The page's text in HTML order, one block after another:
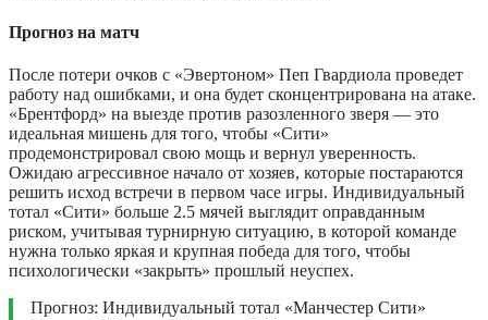
Прогноз на матч
После потери очков с «Эвертоном» Пеп Гвардиола проведет
работу над ошибками, и она будет сконцентрирована на атаке.
«Брентфорд» на выезде против разозленного зверя — это
идеальная мишень для того, чтобы «Сити»
продемонстрировал свою мощь и вернул уверенность.
Ожидаю агрессивное начало от хозяев, которые постараются
решить исход встречи в первом часе игры. Индивидуальный
тотал «Сити» больше 2.5 мячей выглядит оправданным
риском, учитывая турнирную ситуацию, в которой команде
нужна только яркая и крупная победа для того, чтобы
психологически «закрыть» прошлый неуспех.
Прогноз: Индивидуальный тотал «Манчестер Сити»